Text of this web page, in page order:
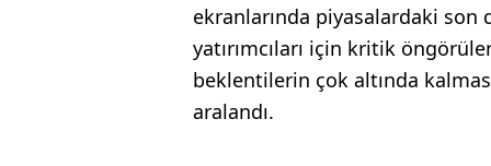
ekranlarında piyasalardaki
yatırımcıları için kritik
beklentilerin çok altında
aralandı.